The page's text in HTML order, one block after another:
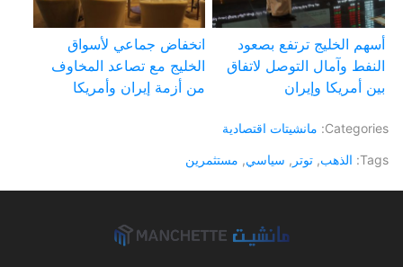
أسهم الخليج ترتفع بصعود
النفط وآمال التوصل لاتفاق
بين أمريكا وإيران
انخفاض جماعي لأسواق
الخليج مع تصاعد المخاوف
من أزمة إيران وأمريكا
Categories: مانشيتات اقتصادية
Tags: الذهب, توتر , سياسي, مستثمرين